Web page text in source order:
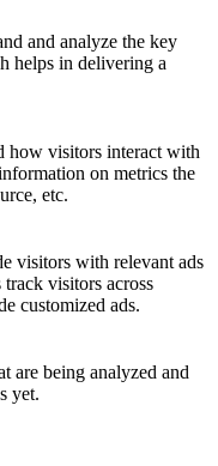
and analyze the key
helps in delivering a
how visitors interact with
on metrics the
etc.
visitors with relevant ads
visitors across
customized ads.
are being analyzed and
yet.